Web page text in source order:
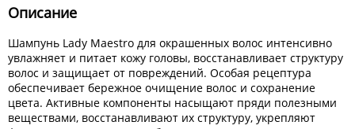
Описание
Шампунь Lady Maestro для окрашенных волос интенсивно
увлажняет и питает кожу головы, восстанавливает структуру
волос и защищает от повреждений. Особая рецептура
обеспечивает бережное очищение волос и сохранение
цвета. Активные компоненты насыщают пряди полезными
веществами, восстанавливают их структуру, укрепляют